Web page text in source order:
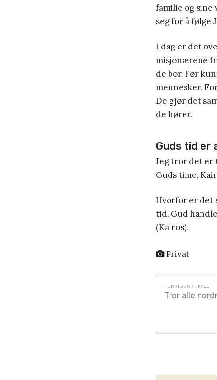
familie og sine
seg for å følge
I dag er det
misjonærene
de bor. Før
mennesker.
De gjør det
de hører.
Guds tid er
Jeg tror det er
Guds time,
Hvorfor er det
tid. Gud
(Kairos).
Privat
Tror alle